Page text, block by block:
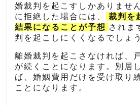
婚裁判を起こすしかありませ
に拒絶した場合には、
裁判を
結果になることが予想 されま
判を起こしにくくなるでしょ
離婚裁判を起こさなければ、
が続くことになります。別居
ば、婚姻費用だけを受け取り
ことになります。